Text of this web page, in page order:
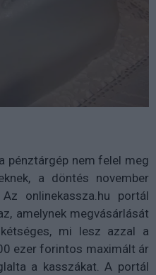
pénztárgép nem felel meg
a döntés november
onlinekassza.hu portál
amelynek megvásárlását
mi lesz azzal a
ezer forintos maximált ár
a kasszákat. A portál